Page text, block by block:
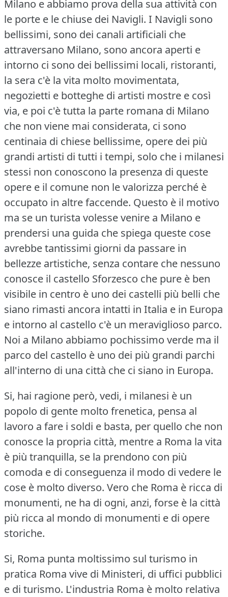
Milano e abbiamo prova della sua attività con
le porte e le chiuse dei Navigli. I Navigli sono
bellissimi, sono dei canali artificiali che
attraversano Milano, sono ancora aperti e
intorno ci sono dei bellissimi locali, ristoranti,
la sera c'è la vita molto movimentata,
negozietti e botteghe di artisti mostre e così
via, e poi c'è tutta la parte romana di Milano
che non viene mai considerata, ci sono
centinaia di chiese bellissime, opere dei più
grandi artisti di tutti i tempi, solo che i milanesi
stessi non conoscono la presenza di queste
opere e il comune non le valorizza perché è
occupato in altre faccende. Questo è il motivo
ma se un turista volesse venire a Milano e
prendersi una guida che spiega queste cose
avrebbe tantissimi giorni da passare in
bellezze artistiche, senza contare che nessuno
conosce il castello Sforzesco che pure è ben
visibile in centro è uno dei castelli più belli che
siano rimasti ancora intatti in Italia e in Europa
e intorno al castello c'è un meraviglioso parco.
Noi a Milano abbiamo pochissimo verde ma il
parco del castello è uno dei più grandi parchi
all'interno di una città che ci siano in Europa.
Si, hai ragione però, vedi, i milanesi è un
popolo di gente molto frenetica, pensa al
lavoro a fare i soldi e basta, per quello che non
conosce la propria città, mentre a Roma la vita
è più tranquilla, se la prendono con più
comoda e di conseguenza il modo di vedere le
cose è molto diverso. Vero che Roma è ricca di
monumenti, ne ha di ogni, anzi, forse è la città
più ricca al mondo di monumenti e di opere
storiche.
Si, Roma punta moltissimo sul turismo in
pratica Roma vive di Ministeri, di uffici pubblici
e di turismo. L'industria Roma è molto relativa